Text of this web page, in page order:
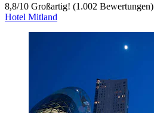
8,8/10 Großartig! (1.002 Bewertungen)
Hotel Mitland